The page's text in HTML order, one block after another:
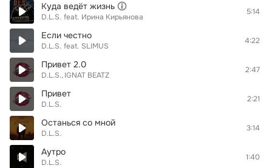
Куда ведёт жизнь
D.L.S. feat. Ирина Кирьянова
5:14
Если честно
D.L.S. feat. SLIMUS
4:22
Привет 2.0
D.L.S. IGNAT BEATZ
2:47
Привет
D.L.S.
2:21
Останься со мной
D.L.S.
3:14
Аутро
D.L.S.
1:40